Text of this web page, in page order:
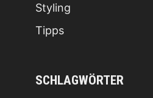
Styling
Tipps
SCHLAGWÖRTER